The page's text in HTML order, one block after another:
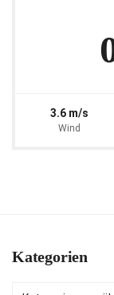
3.6 m/s
Wind
Kategorien